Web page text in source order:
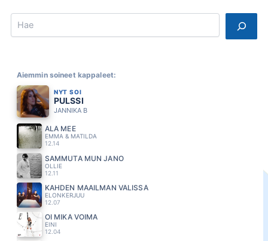
Search
Aiemmin soineet kappaleet:
NYT SOI
PULSSI
JANNIKA B
ÄLÄ MEE
EMMA & MATILDA
12.14
SAMMUTA MUN JANO
OLLIE
12.11
KAHDEN MAAILMAN VÄLISSÄ
ELONKERJUU
12.07
OI MIKÄ VOIMA
EINI
12.04